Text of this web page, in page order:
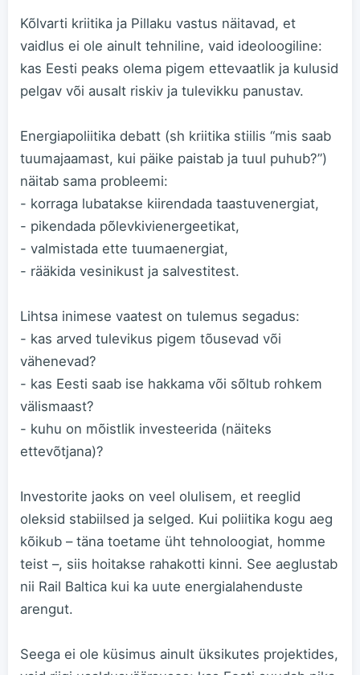
Kõlvarti kriitika ja Pillaku vastus näitavad, et
vaidlus ei ole ainult tehniline, vaid ideoloogiline:
kas Eesti peaks olema pigem ettevaatlik ja kulusid
pelgav või ausalt riskiv ja tulevikku panustav.
Energiapoliitika debatt (sh kriitika stiilis “mis saab
tuumajaamast, kui päike paistab ja tuul puhub?”)
näitab sama probleemi:
- korraga lubatakse kiirendada taastuvenergiat,
- pikendada põlevkivienergeetikat,
- valmistada ette tuumaenergiat,
- rääkida vesinikust ja salvestitest.
Lihtsa inimese vaatest on tulemus segadus:
- kas arved tulevikus pigem tõusevad või
vähenevad?
- kas Eesti saab ise hakkama või sõltub rohkem
välismaast?
- kuhu on mõistlik investeerida (näiteks
ettevõtjana)?
Investorite jaoks on veel olulisem, et reeglid
oleksid stabiilsed ja selged. Kui poliitika kogu aeg
kõikub – täna toetame üht tehnoloogiat, homme
teist –, siis hoitakse rahakotti kinni. See aeglustab
nii Rail Baltica kui ka uute energia­lahenduste
arengut.
Seega ei ole küsimus ainult üksikutes projektides,